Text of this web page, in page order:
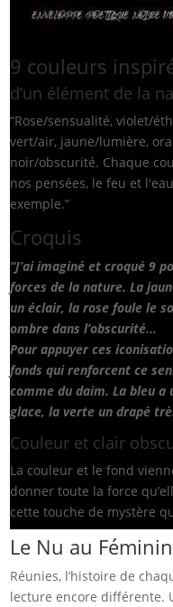
9 couleurs
d’un élément de la
“Rose/sensualité, violet/
vert/air, jaune/lumière,
noir/obscurité. Chaque
nos pensées, le feu et
exemple.”
Croquis
“J’ai imaginé et croqué 9
forces de la nature. La
un éclair, la rose foule le
ombre dans l’obscurité...
Pour appuyer ces
fonds qui renforcent ce
comme du daim. La bleu
glace, la verte un drapé
Couleur et clair
La couleur et le fond
donner toute la force
cette touche de mystère
Le Nu au Féminin
Réunies, l’histoire de
lecture encore différente.